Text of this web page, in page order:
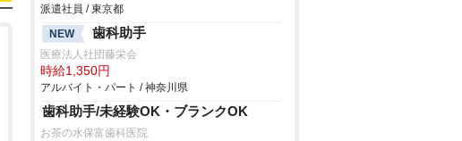
派遣社員 / 東京都
NEW
歯科助手
医療法人社団藤栄会
時給1,350円
アルバイト・パート / 神奈川県
歯科助手/未経験OK・ブランクOK
お茶の水保富歯科医院